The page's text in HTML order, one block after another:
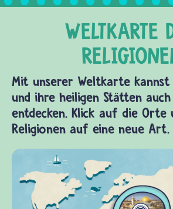
Mit unserer Weltkarte kannst
und ihre heiligen Stätten
entdecken. Klick auf die Orte
Religionen auf eine neue Art.